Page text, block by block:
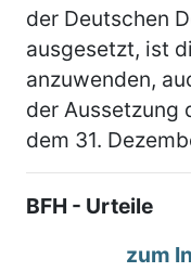
der Deutschen
ausgesetzt, ist
anzuwenden,
der Aussetzung
dem 31.
BFH - Urteile
zum